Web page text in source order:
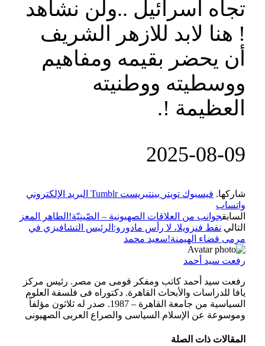
تجاه اسرائيل ..ولن نشاهد
! هنا لابد للازهر الشريف
أن يحضر بقيمه ومفاهيم
ووسطيته ووطنيته
العظيمة !.
‎2025-‎08-‎09
شاركها. فيسبوك تويتر بينتيريست Tumblr البريد الإلكتروني
واتساب
السابقجوانب من العلاقات الصهيونية – الصّينِيّة!الطاهر المعز
التالي نفط فنزويلا، لا رأس مادورو:الرئيس التشافيزي في
مرمى قضاء الهيمنة!سعيد محمد
رفعت سيد أحمد
رفعت سيد أحمد كاتب ومفكر قومى من مصر. رئيس مركز
يافا للدراسات والأبحاث القاهرة. دكتوراه فى فلسفة العلوم
السياسية من جامعة القاهرة – 1987. صدر له ثلاثون مؤلفاً
وموسوعة عن الإسلام السياسى والصراع العربى الصهيونى
المقالاتذات الصلة